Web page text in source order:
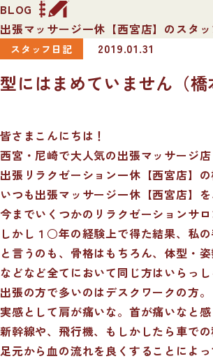
BLOG
出張マッサージ一休【西宮店】のスタ
スタッフ日記 2019.01.31
型にはまめていません（橋
皆さまこんにちは！
西宮・尼崎で大人気の出張マッサージ店
出張リラクゼーション一休【西宮店】の
いつも出張マッサージ一休【西宮店】
今までいくつかのリラクゼーションサ
しかし１○年の経験上で得た結果、私
と言うのも、骨格はもちろん、体型・
などなど全てにおいて同じ方はいらっし
出張の方で多いのはデスクワークの方。
実感として肩が痛いな。首が痛いなと
新幹線や、飛行機、もしかしたら車で
足元から血の流れを良くすることによ